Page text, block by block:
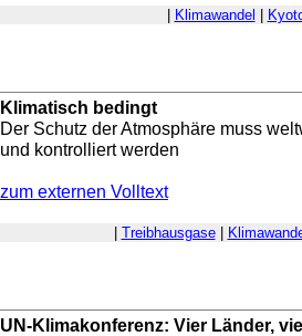
Klimawandel
Klimatisch bedingt
Der Schutz der Atmosphäre muss
und kontrolliert werden
zum externen Volltext
Treibhausgase|
UN-Klimakonferenz: Vier Länder,